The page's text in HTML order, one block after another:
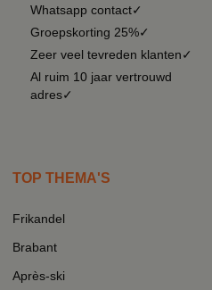
Whatsapp contact✓
Groepskorting 25%✓
Zeer veel tevreden klanten✓
Al ruim 10 jaar vertrouwd
adres✓
TOP THEMA'S
Frikandel
Brabant
Après-ski